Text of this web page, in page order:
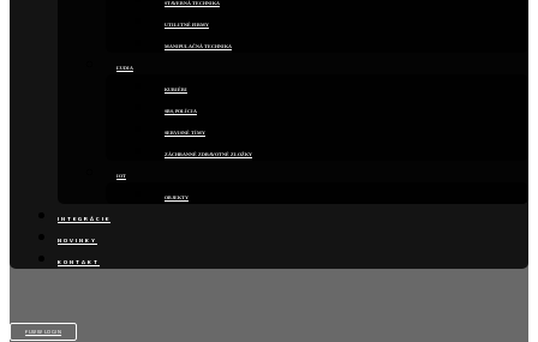
STAVEBNÁ TECHNIKA
UTILITNÉ FIRMY
MANIPULAČNÁ TECHNIKA
ĽUDIA
KURIÉRI
SBS, POLÍCIA
SERVISNÉ TÍMY
ZÁCHRANNÉ ZDRAVOTNÉ ZLOŽKY
IOT
OBJEKTY
INTEGRÁCIE
NOVINKY
KONTAKT
FLWW LOGIN